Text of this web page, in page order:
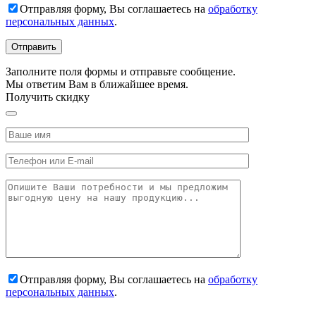
Отправляя форму, Вы соглашаетесь на обработку
персональных данных.
Заполните поля формы и отправьте сообщение.
Мы ответим Вам в ближайшее время.
Получить скидку
Отправляя форму, Вы соглашаетесь на обработку
персональных данных.